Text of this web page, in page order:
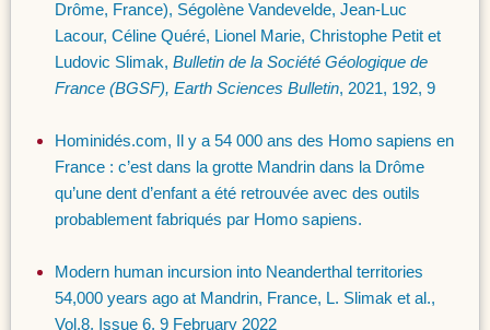
Drôme, France), Ségolène Vandevelde, Jean-Luc
Lacour, Céline Quéré, Lionel Marie, Christophe Petit et
Ludovic Slimak, Bulletin de la Société Géologique de
France (BGSF), Earth Sciences Bulletin, 2021, 192, 9
Hominidés.com, Il y a 54 000 ans des Homo sapiens en
France : c’est dans la grotte Mandrin dans la Drôme
qu’une dent d’enfant a été retrouvée avec des outils
probablement fabriqués par Homo sapiens.
Modern human incursion into Neanderthal territories
54,000 years ago at Mandrin, France, L. Slimak et al.,
Vol.8, Issue 6, 9 February 2022